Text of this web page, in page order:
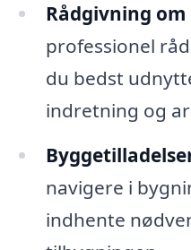
Rådgivning om
professionel
du bedst
indretning og
navigere i
indhente